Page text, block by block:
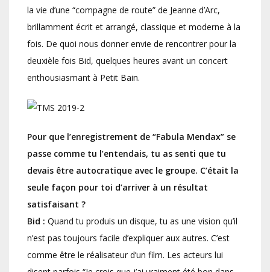
la vie d’une “compagne de route” de Jeanne d’Arc,
brillamment écrit et arrangé, classique et moderne à la
fois. De quoi nous donner envie de rencontrer pour la
deuxièle fois Bid, quelques heures avant un concert
enthousiasmant à Petit Bain.
Pour que l’enregistrement de “Fabula Mendax” se
passe comme tu l’entendais, tu as senti que tu
devais être autocratique avec le groupe. C’était la
seule façon pour toi d’arriver à un résultat
satisfaisant ?
Bid : Quand tu produis un disque, tu as une vision qu’il
n’est pas toujours facile d’expliquer aux autres. C’est
comme être le réalisateur d’un film. Les acteurs lui